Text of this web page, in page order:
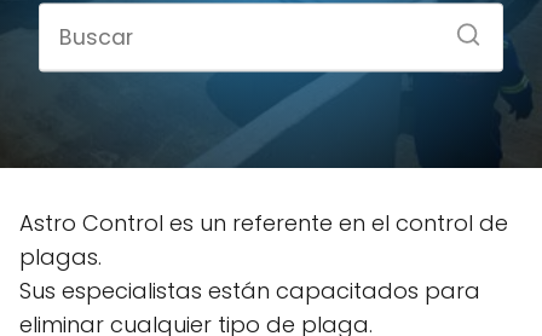
Astro Control es un referente en el control de
plagas.
Sus especialistas están capacitados para
eliminar cualquier tipo de plaga.